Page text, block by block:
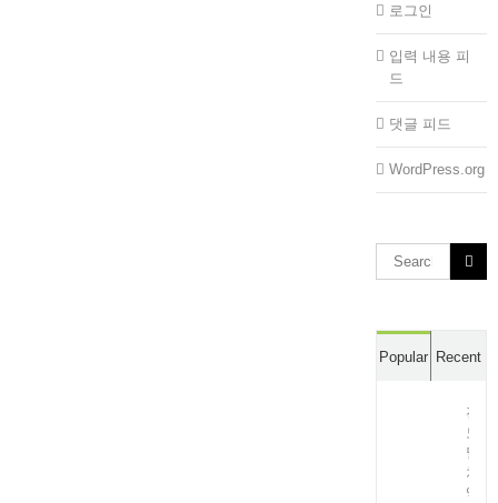
로그인
입력 내용 피
드
댓글 피드
WordPress.org
Search
for:
Popular Recent
전
도
멸
치
액